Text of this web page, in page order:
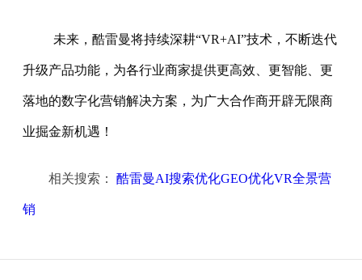
未来，酷雷曼将持续深耕“VR+AI”技术，不断迭代
升级产品功能，为各行业商家提供更高效、更智能、更
落地的数字化营销解决方案，为广大合作商开辟无限商
业掘金新机遇！
相关搜索： 酷雷曼AI搜索优化GEO优化VR全景营
销